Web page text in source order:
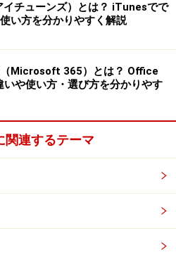
で「PDF」を選択すれば、
として保存できます
DC（無料）
から無料で提供されるのが、
です。基本的にはPDFファイ
チューンズ）とは？ iTunesでで
い方を分かりやすく解説
Microsoft 365）とは？ Office
いや使い方・選び方を分かりやす
関連するテーマ